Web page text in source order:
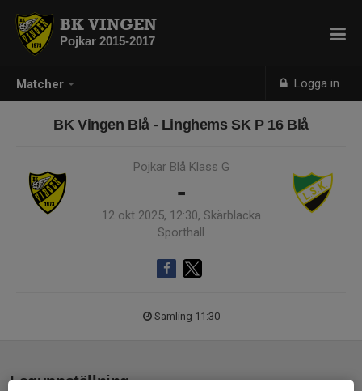
Matcher Logga in
BK VINGEN
Pojkar 2015-2017
BK Vingen Blå - Linghems SK P 16 Blå
Pojkar Blå Klass G
-
12 okt 2025, 12:30, Skärblacka
Sporthall
Samling 11:30
Laguppställning